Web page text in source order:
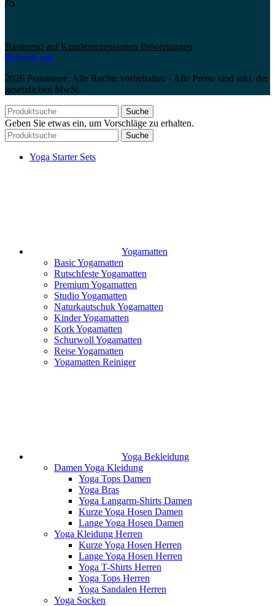
Basierend auf Kundenrezensionen Bewertungen
Bewerte uns
2026 Pranastore. Alle Rechte vorbehalten - Alle Preise sind inkl. der
gesetzlichen MwSt.
Suche
Geben Sie etwas ein, um Vorschläge zu erhalten.
Suche
Yoga Starter Sets
Yogamatten
Basic Yogamatten
Rutschfeste Yogamatten
Premium Yogamatten
Studio Yogamatten
Naturkautschuk Yogamatten
Kinder Yogamatten
Kork Yogamatten
Schurwoll Yogamatten
Reise Yogamatten
Yogamatten Reiniger
Yoga Bekleidung
Damen Yoga Kleidung
Yoga Tops Damen
Yoga Bras
Yoga Langarm-Shirts Damen
Kurze Yoga Hosen Damen
Lange Yoga Hosen Damen
Yoga Kleidung Herren
Kurze Yoga Hosen Herren
Lange Yoga Hosen Herren
Yoga T-Shirts Herren
Yoga Tops Herren
Yoga Sandalen Herren
Yoga Socken